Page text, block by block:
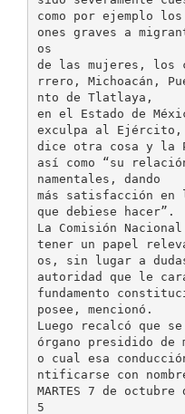
como por ejemplo
ones graves a
os
de las mujeres, los
rrero, Michoacán,
nto de Tlatlaya,
en el Estado de
exculpa al
dice otra cosa y la
así como “su
namentales, dando
más satisfacción en
que debiese hacer”.
La Comisión Nacional
tener un papel
os, sin lugar a
autoridad que le
fundamento
posee, mencionó.
Luego recalcó que
órgano presidido de
o cual esa
ntificarse con
MARTES 7 de octubre
5